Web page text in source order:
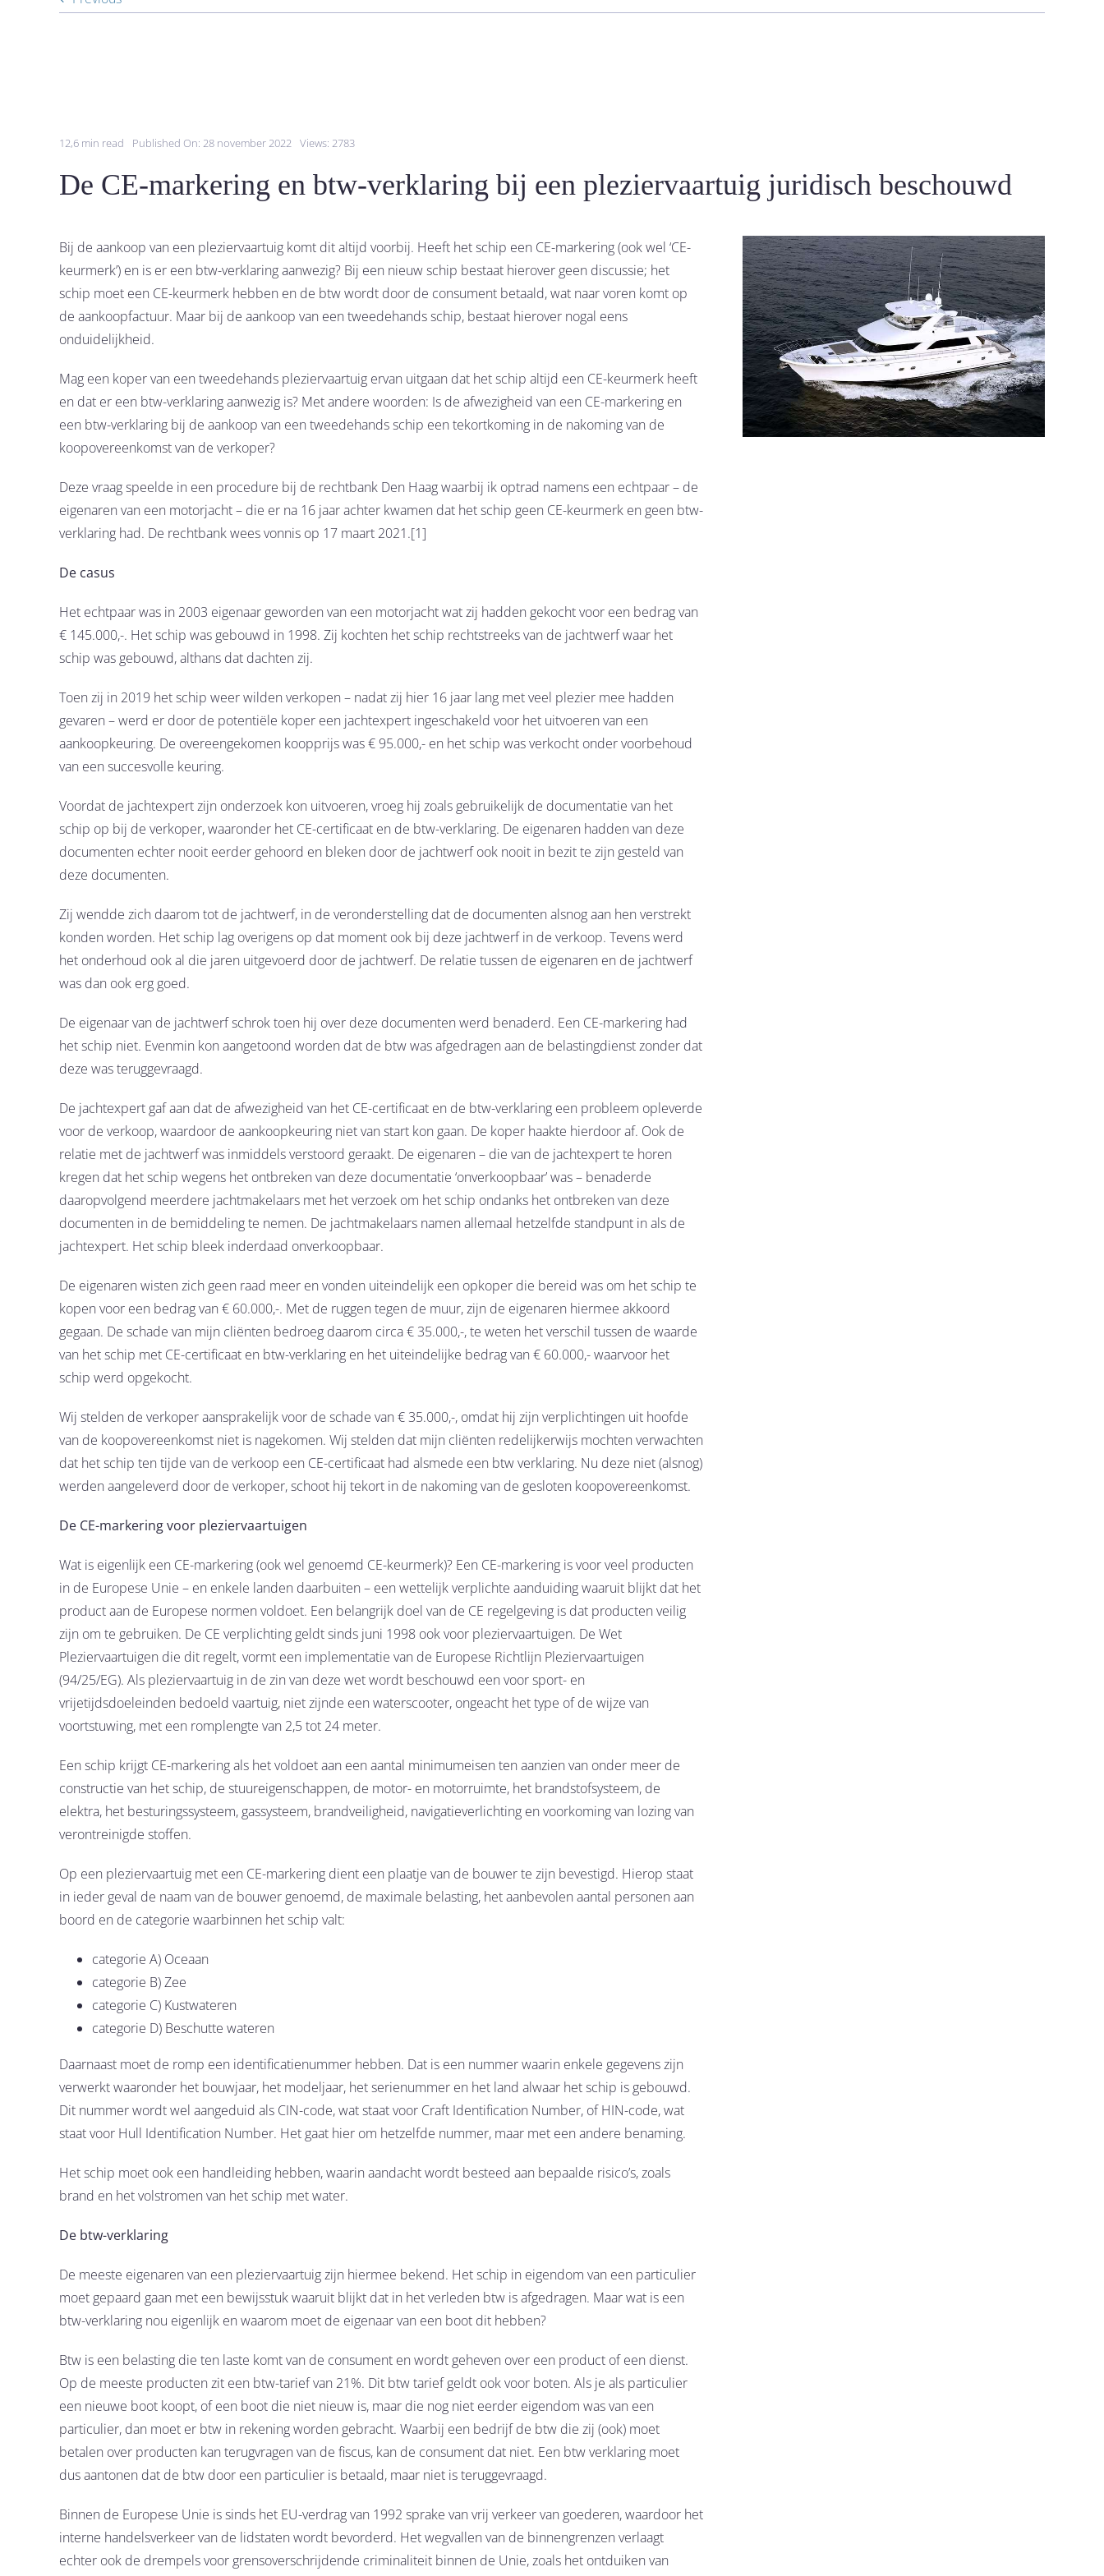
12,6 min read Published On: 28 november 2022 Views: 2783
De CE-markering en btw-verklaring bij een pleziervaartuig juridisch beschouwd
Bij de aankoop van een pleziervaartuig komt dit altijd voorbij. Heeft het schip een CE-markering (ook wel ‘CE-
keurmerk’) en is er een btw-verklaring aanwezig? Bij een nieuw schip bestaat hierover geen discussie; het
schip moet een CE-keurmerk hebben en de btw wordt door de consument betaald, wat naar voren komt op
de aankoopfactuur. Maar bij de aankoop van een tweedehands schip, bestaat hierover nogal eens
onduidelijkheid.
Mag een koper van een tweedehands pleziervaartuig ervan uitgaan dat het schip altijd een CE-keurmerk heeft
en dat er een btw-verklaring aanwezig is? Met andere woorden: Is de afwezigheid van een CE-markering en
een btw-verklaring bij de aankoop van een tweedehands schip een tekortkoming in de nakoming van de
koopovereenkomst van de verkoper?
Deze vraag speelde in een procedure bij de rechtbank Den Haag waarbij ik optrad namens een echtpaar – de
eigenaren van een motorjacht – die er na 16 jaar achter kwamen dat het schip geen CE-keurmerk en geen btw-
verklaring had. De rechtbank wees vonnis op 17 maart 2021.[1]
De casus
Het echtpaar was in 2003 eigenaar geworden van een motorjacht wat zij hadden gekocht voor een bedrag van
€ 145.000,-. Het schip was gebouwd in 1998. Zij kochten het schip rechtstreeks van de jachtwerf waar het
schip was gebouwd, althans dat dachten zij.
Toen zij in 2019 het schip weer wilden verkopen – nadat zij hier 16 jaar lang met veel plezier mee hadden
gevaren – werd er door de potentiële koper een jachtexpert ingeschakeld voor het uitvoeren van een
aankoopkeuring. De overeengekomen koopprijs was € 95.000,- en het schip was verkocht onder voorbehoud
van een succesvolle keuring.
Voordat de jachtexpert zijn onderzoek kon uitvoeren, vroeg hij zoals gebruikelijk de documentatie van het
schip op bij de verkoper, waaronder het CE-certificaat en de btw-verklaring. De eigenaren hadden van deze
documenten echter nooit eerder gehoord en bleken door de jachtwerf ook nooit in bezit te zijn gesteld van
deze documenten.
Zij wendde zich daarom tot de jachtwerf, in de veronderstelling dat de documenten alsnog aan hen verstrekt
konden worden. Het schip lag overigens op dat moment ook bij deze jachtwerf in de verkoop. Tevens werd
het onderhoud ook al die jaren uitgevoerd door de jachtwerf. De relatie tussen de eigenaren en de jachtwerf
was dan ook erg goed.
De eigenaar van de jachtwerf schrok toen hij over deze documenten werd benaderd. Een CE-markering had
het schip niet. Evenmin kon aangetoond worden dat de btw was afgedragen aan de belastingdienst zonder dat
deze was teruggevraagd.
De jachtexpert gaf aan dat de afwezigheid van het CE-certificaat en de btw-verklaring een probleem opleverde
voor de verkoop, waardoor de aankoopkeuring niet van start kon gaan. De koper haakte hierdoor af. Ook de
relatie met de jachtwerf was inmiddels verstoord geraakt. De eigenaren – die van de jachtexpert te horen
kregen dat het schip wegens het ontbreken van deze documentatie ‘onverkoopbaar’ was – benaderde
daaropvolgend meerdere jachtmakelaars met het verzoek om het schip ondanks het ontbreken van deze
documenten in de bemiddeling te nemen. De jachtmakelaars namen allemaal hetzelfde standpunt in als de
jachtexpert. Het schip bleek inderdaad onverkoopbaar.
De eigenaren wisten zich geen raad meer en vonden uiteindelijk een opkoper die bereid was om het schip te
kopen voor een bedrag van € 60.000,-. Met de ruggen tegen de muur, zijn de eigenaren hiermee akkoord
gegaan. De schade van mijn cliënten bedroeg daarom circa € 35.000,-, te weten het verschil tussen de waarde
van het schip met CE-certificaat en btw-verklaring en het uiteindelijke bedrag van € 60.000,- waarvoor het
schip werd opgekocht.
Wij stelden de verkoper aansprakelijk voor de schade van € 35.000,-, omdat hij zijn verplichtingen uit hoofde
van de koopovereenkomst niet is nagekomen. Wij stelden dat mijn cliënten redelijkerwijs mochten verwachten
dat het schip ten tijde van de verkoop een CE-certificaat had alsmede een btw verklaring. Nu deze niet (alsnog)
werden aangeleverd door de verkoper, schoot hij tekort in de nakoming van de gesloten koopovereenkomst.
De CE-markering voor pleziervaartuigen
Wat is eigenlijk een CE-markering (ook wel genoemd CE-keurmerk)? Een CE-markering is voor veel producten
in de Europese Unie – en enkele landen daarbuiten – een wettelijk verplichte aanduiding waaruit blijkt dat het
product aan de Europese normen voldoet. Een belangrijk doel van de CE regelgeving is dat producten veilig
zijn om te gebruiken. De CE verplichting geldt sinds juni 1998 ook voor pleziervaartuigen. De Wet
Pleziervaartuigen die dit regelt, vormt een implementatie van de Europese Richtlijn Pleziervaartuigen
(94/25/EG). Als pleziervaartuig in de zin van deze wet wordt beschouwd een voor sport- en
vrijetijdsdoeleinden bedoeld vaartuig, niet zijnde een waterscooter, ongeacht het type of de wijze van
voortstuwing, met een romplengte van 2,5 tot 24 meter.
Een schip krijgt CE-markering als het voldoet aan een aantal minimumeisen ten aanzien van onder meer de
constructie van het schip, de stuureigenschappen, de motor- en motorruimte, het brandstofsysteem, de
elektra, het besturingssysteem, gassysteem, brandveiligheid, navigatieverlichting en voorkoming van lozing van
verontreinigde stoffen.
Op een pleziervaartuig met een CE-markering dient een plaatje van de bouwer te zijn bevestigd. Hierop staat
in ieder geval de naam van de bouwer genoemd, de maximale belasting, het aanbevolen aantal personen aan
boord en de categorie waarbinnen het schip valt:
categorie A) Oceaan
categorie B) Zee
categorie C) Kustwateren
categorie D) Beschutte wateren
Daarnaast moet de romp een identificatienummer hebben. Dat is een nummer waarin enkele gegevens zijn
verwerkt waaronder het bouwjaar, het modeljaar, het serienummer en het land alwaar het schip is gebouwd.
Dit nummer wordt wel aangeduid als CIN-code, wat staat voor Craft Identification Number, of HIN-code, wat
staat voor Hull Identification Number. Het gaat hier om hetzelfde nummer, maar met een andere benaming.
Het schip moet ook een handleiding hebben, waarin aandacht wordt besteed aan bepaalde risico’s, zoals
brand en het volstromen van het schip met water.
De btw-verklaring
De meeste eigenaren van een pleziervaartuig zijn hiermee bekend. Het schip in eigendom van een particulier
moet gepaard gaan met een bewijsstuk waaruit blijkt dat in het verleden btw is afgedragen. Maar wat is een
btw-verklaring nou eigenlijk en waarom moet de eigenaar van een boot dit hebben?
Btw is een belasting die ten laste komt van de consument en wordt geheven over een product of een dienst.
Op de meeste producten zit een btw-tarief van 21%. Dit btw tarief geldt ook voor boten. Als je als particulier
een nieuwe boot koopt, of een boot die niet nieuw is, maar die nog niet eerder eigendom was van een
particulier, dan moet er btw in rekening worden gebracht. Waarbij een bedrijf de btw die zij (ook) moet
betalen over producten kan terugvragen van de fiscus, kan de consument dat niet. Een btw verklaring moet
dus aantonen dat de btw door een particulier is betaald, maar niet is teruggevraagd.
Binnen de Europese Unie is sinds het EU-verdrag van 1992 sprake van vrij verkeer van goederen, waardoor het
interne handelsverkeer van de lidstaten wordt bevorderd. Het wegvallen van de binnengrenzen verlaagt
echter ook de drempels voor grensoverschrijdende criminaliteit binnen de Unie, zoals het ontduiken van